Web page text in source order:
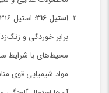
استیل ۳۱۶:
برابر خوردگی و
محیط‌های با شرایط
مواد شیمیایی قوی